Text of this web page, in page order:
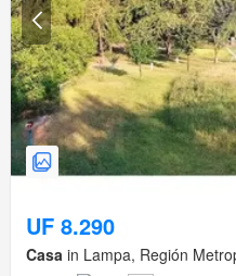
UF 8.290
Casa in Lampa, Región